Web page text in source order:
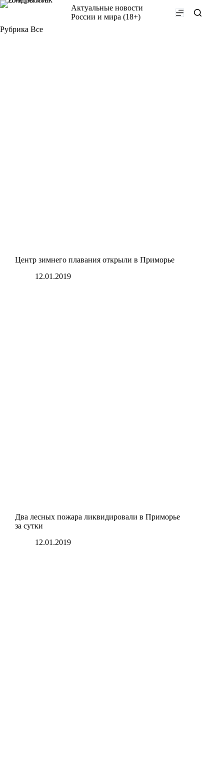
Перейти
Актуальные новости
России и мира (18+)
Рубрика Все
Центр зимнего плавания открыли в Приморье
12.01.2019
Два лесных пожара ликвидировали в Приморье
за сутки
12.01.2019